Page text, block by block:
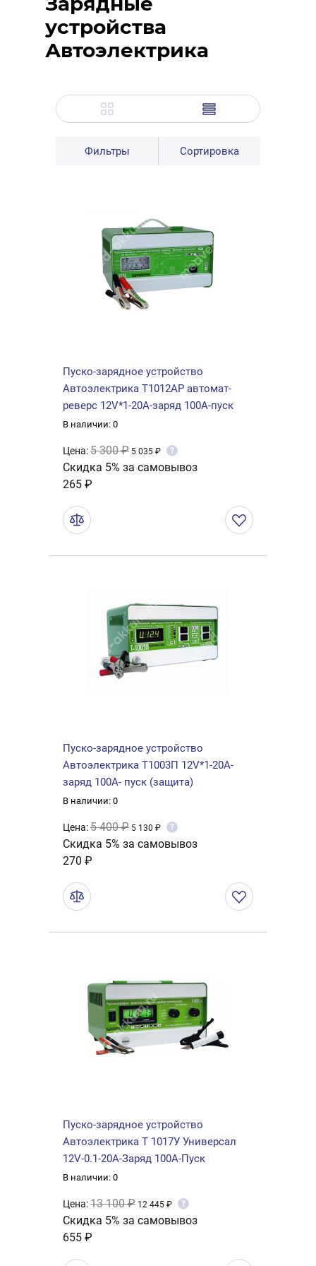
устройства
Автоэлектрика
Фильтры Сортировка
Пуско-зарядное устройство
Автоэлектрика Т1012AP автомат-
реверс 12V*1-20A-заряд 100А-пуск
В наличии: 0
Цена:5 300 ₽ 5 035 ₽ ?
Скидка 5% за самовывоз
265 ₽
Пуско-зарядное устройство
Автоэлектрика Т1003П 12V*1-20А-
заряд 100А- пуск (защита)
В наличии: 0
Цена:5 400 ₽ 5 130 ₽ ?
Скидка 5% за самовывоз
270 ₽
Пуско-зарядное устройство
Автоэлектрика Т 1017У Универсал
12V-0.1-20A-Заряд 100А-Пуск
В наличии: 0
Цена:13 100 ₽ 12 445 ₽ ?
Скидка 5% за самовывоз
655 ₽